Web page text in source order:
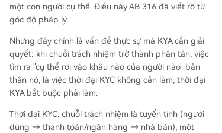
một con người cụ thể. Điều này AB 316 đã viết rõ từ
góc độ pháp lý.
Nhưng đây chính là vấn đề thực sự mà KYA cần giải
quyết: khi chuỗi trách nhiệm trở thành phân tán, việc
tìm ra "cụ thể rơi vào khâu nào của người nào" bản
thân nó, là việc thời đại KYC không cần làm, thời đại
KYA bắt buộc phải làm.
Thời đại KYC, chuỗi trách nhiệm là tuyến tính (người
dùng → thanh toán/ngân hàng → nhà bán), một